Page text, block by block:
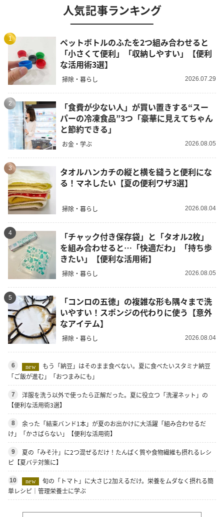
人気記事ランキング
1
ペットボトルのふたを2つ組み合わせると
「小さくて便利」「収納しやすい」【便利
な活用術3選】
掃除・暮らし 2026.07.29
2
「食費が少ない人」が買い置きする“スー
パーの冷凍食品”3つ「豪華に見えてちゃん
と節約できる」
お金・学ぶ 2026.08.05
3
タオルハンカチの縦と横を縫うと便利にな
る！マネしたい【夏の便利ワザ3選】
掃除・暮らし 2026.08.04
4
「チャック付き保存袋」と「タオル2枚」
を組み合わせると…「快適だわ」「持ち歩
きたい」【便利な活用術】
掃除・暮らし 2026.08.05
5
「コンロの五徳」の複雑な形も隅々まで洗
いやすい！スポンジの代わりに使う【意外
なアイテム】
掃除・暮らし 2026.08.04
6 new
もう「納豆」はそのまま食べない。夏に食べたいスタミナ納豆
「ご飯が進む」「おつまみにも」
7
洋服を洗う以外で使ったら正解だった。夏に役立つ「洗濯ネット」の
【便利な活用術3選】
8
余った「結束バンド1本」が夏のお出かけに大活躍「組み合わせるだ
け」「かさばらない」【便利な活用術】
9
夏の「みそ汁」に2つ混ぜるだけ！たんぱく質や食物繊維も摂れるレシ
ピ【夏バテ対策に】
10 new
旬の「トマト」に大さじ2加えるだけ。栄養をムダなく摂れる簡
単レシピ｜管理栄養士に学ぶ